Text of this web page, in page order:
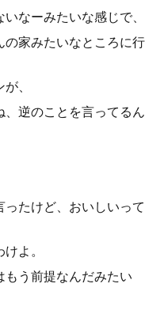
なーみたいな感じで、
の家みたいなところに行
、
逆のことを言ってるん
たけど、おいしいって
よ。
もう前提なんだみたい